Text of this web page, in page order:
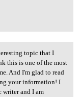
topic that I
this is one of the most
And I'm glad to read
your information! I
writer and I am